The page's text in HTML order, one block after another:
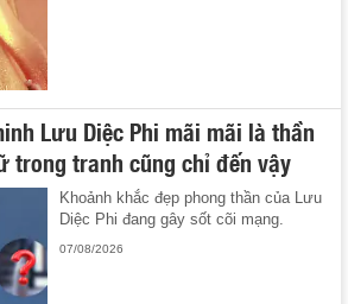
Lưu Diệc Phi mãi mãi là thần
trong tranh cũng chỉ đến vậy
Khoảnh khắc đẹp phong thần của Lưu
Diệc Phi đang gây sốt cõi mạng.
07/08/2026